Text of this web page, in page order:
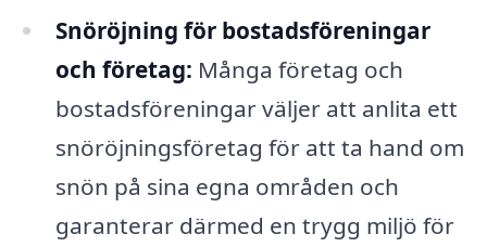
Snöröjning för bostadsföreningar
och företag: Många företag och
bostadsföreningar väljer att anlita ett
snöröjningsföretag för att ta hand om
snön på sina egna områden och
garanterar därmed en trygg miljö för